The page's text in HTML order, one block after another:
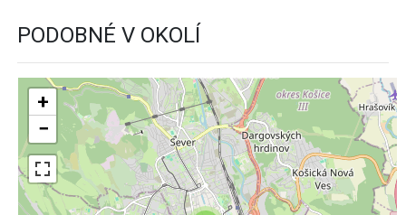
PODOBNÉ V OKOLÍ
+
−